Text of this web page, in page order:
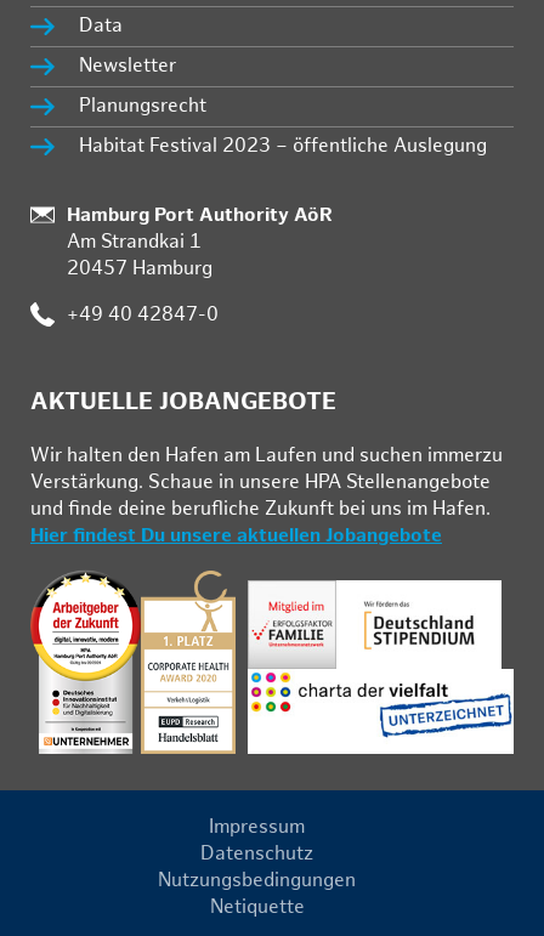
Data
Newsletter
Planungsrecht
Habitat Festival 2023 – öffentliche Auslegung
:
Hamburg Port Authority AöR
Am Strandkai 1
20457 Hamburg
: +49 40 42847-0
AKTUELLE JOBANGEBOTE
Wir hal­ten den Ha­fen am Lau­fen und su­chen im­mer­zu
Ver­stär­kung. Schau­e in un­se­re HPA Stel­len­an­ge­bo­te
und fin­de deine be­ruf­li­che Zu­kunft bei uns im Ha­fen.
Hier findest Du unsere aktuellen Jobangebote
Impressum
Datenschutz
Nutzungsbedingungen
Netiquette